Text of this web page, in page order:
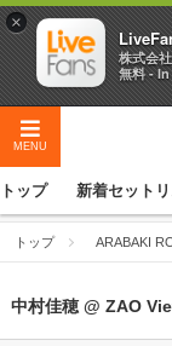
MENU
トップ 新着セットリ
トップ ARABAKI
中村佳穂 @ ZAO
×
株式会
無料 -